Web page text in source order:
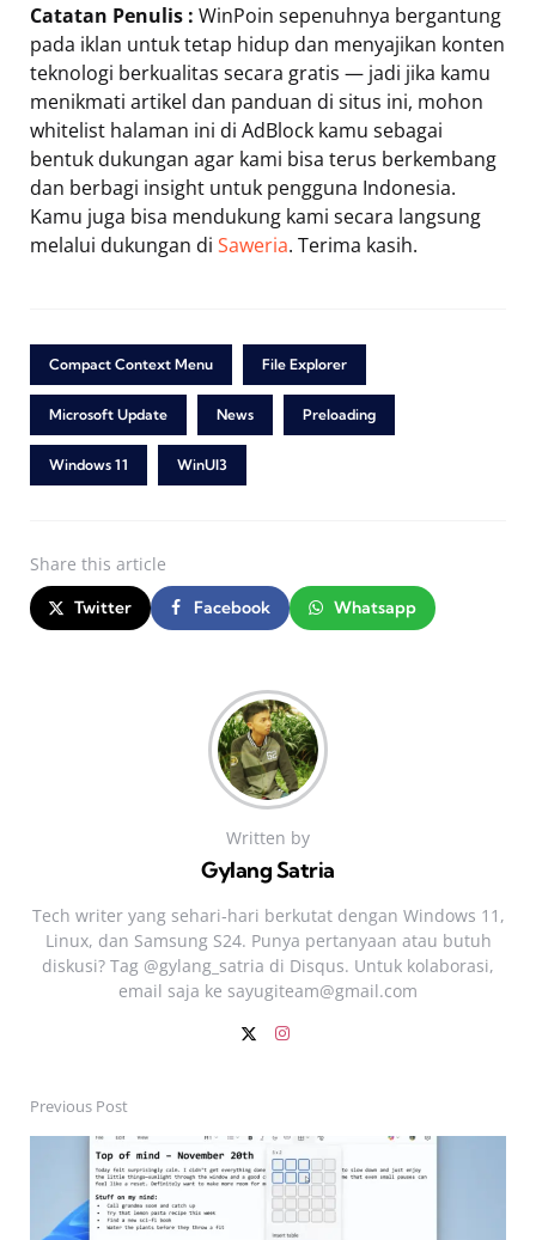
Catatan Penulis : WinPoin sepenuhnya bergantung
pada iklan untuk tetap hidup dan menyajikan konten
teknologi berkualitas secara gratis — jadi jika kamu
menikmati artikel dan panduan di situs ini, mohon
whitelist halaman ini di AdBlock kamu sebagai
bentuk dukungan agar kami bisa terus berkembang
dan berbagi insight untuk pengguna Indonesia.
Kamu juga bisa mendukung kami secara langsung
melalui dukungan di Saweria. Terima kasih.
Compact Context Menu File Explorer
Microsoft Update News Preloading
Windows 11 WinUI3
Share this article
Twitter Facebook Whatsapp
Written by
Gylang Satria
Tech writer yang sehari‑hari berkutat dengan Windows 11,
Linux, dan Samsung S24. Punya pertanyaan atau butuh
diskusi? Tag @gylang_satria di Disqus. Untuk kolaborasi,
email saja ke sayugiteam@gmail.com
Post
navigation
Previous Post